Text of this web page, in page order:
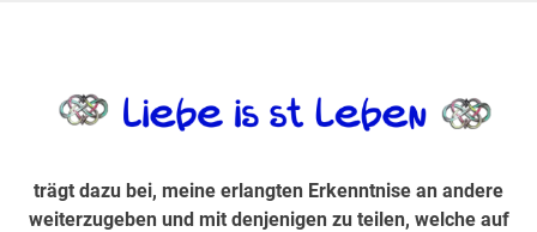
Suche sind, egal in welchen Bereichen.
trägt dazu bei, meine erlangten Erkenntnise an andere
weiterzugeben und mit denjenigen zu teilen, welche auf